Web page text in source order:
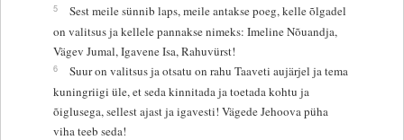
5
Sest meile sünnib laps, meile antakse poeg, kelle õlgadel
on valitsus ja kellele pannakse nimeks: Imeline Nõuandja,
Vägev Jumal, Igavene Isa, Rahuvürst!
6
Suur on valitsus ja otsatu on rahu Taaveti aujärjel ja tema
kuningriigi üle, et seda kinnitada ja toetada kohtu ja
õiglusega, sellest ajast ja igavesti! Vägede Jehoova püha
viha teeb seda!